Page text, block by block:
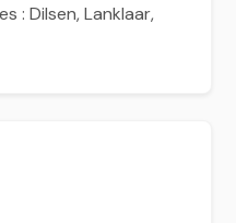
: Dilsen, Lanklaar,